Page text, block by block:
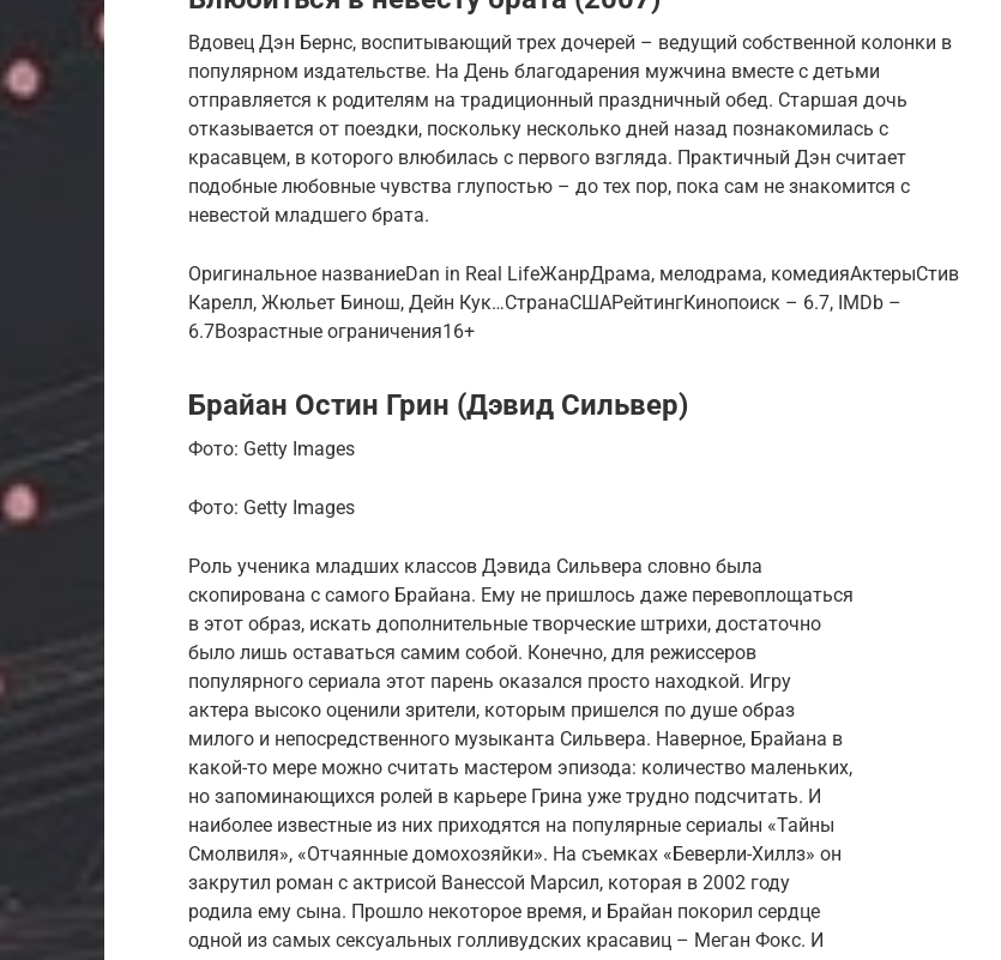
Вдовец Дэн Бернс, воспитывающий трех дочерей – ведущий собственной колонки в
популярном издательстве. На День благодарения мужчина вместе с детьми
отправляется к родителям на традиционный праздничный обед. Старшая дочь
отказывается от поездки, поскольку несколько дней назад познакомилась с
красавцем, в которого влюбилась с первого взгляда. Практичный Дэн считает
подобные любовные чувства глупостью – до тех пор, пока сам не знакомится с
невестой младшего брата.
Оригинальное названиеDan in Real LifeЖанрДрама, мелодрама, комедияАктерыСтив
Карелл, Жюльет Бинош, Дейн Кук…СтранаСШАРейтингКинопоиск – 6.7, IMDb –
6.7Возрастные ограничения16+
Брайан Остин Грин (Дэвид Сильвер)
Фото: Getty Images
Фото: Getty Images
Роль ученика младших классов Дэвида Сильвера словно была
скопирована с самого Брайана. Ему не пришлось даже перевоплощаться
в этот образ, искать дополнительные творческие штрихи, достаточно
было лишь оставаться самим собой. Конечно, для режиссеров
популярного сериала этот парень оказался просто находкой. Игру
актера высоко оценили зрители, которым пришелся по душе образ
милого и непосредственного музыканта Сильвера. Наверное, Брайана в
какой-то мере можно считать мастером эпизода: количество маленьких,
но запоминающихся ролей в карьере Грина уже трудно подсчитать. И
наиболее известные из них приходятся на популярные сериалы «Тайны
Смолвиля», «Отчаянные домохозяйки». На съемках «Беверли-Хиллз» он
закрутил роман с актрисой Ванессой Марсил, которая в 2002 году
родила ему сына. Прошло некоторое время, и Брайан покорил сердце
одной из самых сексуальных голливудских красавиц – Меган Фокс. И